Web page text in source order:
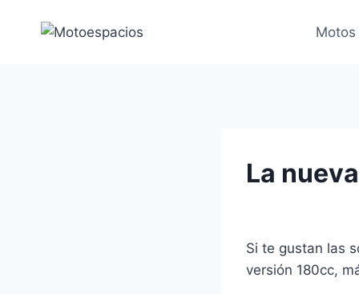
Motos
La
Si te gustan las
versión 180cc,